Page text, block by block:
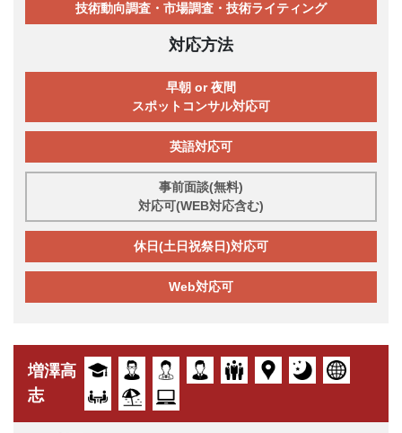
技術動向調査・市場調査・技術ライティング
対応方法
早朝 or 夜間
スポットコンサル対応可
英語対応可
事前面談(無料)
対応可(WEB対応含む)
休日(土日祝祭日)対応可
Web対応可
増澤高
志